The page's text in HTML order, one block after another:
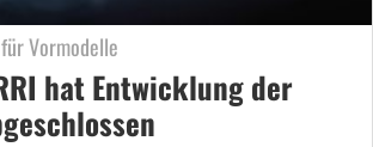
Vormodelle
hat Entwicklung der